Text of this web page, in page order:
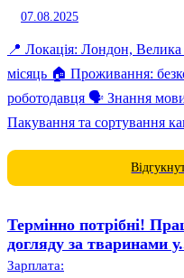
07.08.2025
📍 Локація: Лондон, Велика
місяць 🏠 Проживання:
роботодавця 🗣 Знання мови: не
Пакування та сортування
Термінно потрібні!
догляду за тваринами
Зарплата: